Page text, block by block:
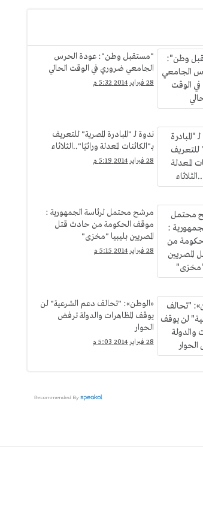
"مستقبل وطن": عودة الحرس
الجامعي ضروري في الوقت الحالي
28 فبراير 2014 5:32 م
ندوة لـ "المبادرة المصرية" للتعريف
بـ"الكائنات المعدلة وراثيًا"..الثلاثاء
28 فبراير 2014 5:19 م
مرشح محتمل لرئاسة الجمهورية :
موقف الحكومة من حادث قتل
المصريين بليبيا "مخزى"
28 فبراير 2014 5:15 م
«الوطن»: "تحالف دعم الشرعية" لن
يوقف المظاهرات والدولة ترفض
الحوار
28 فبراير 2014 5:03 م